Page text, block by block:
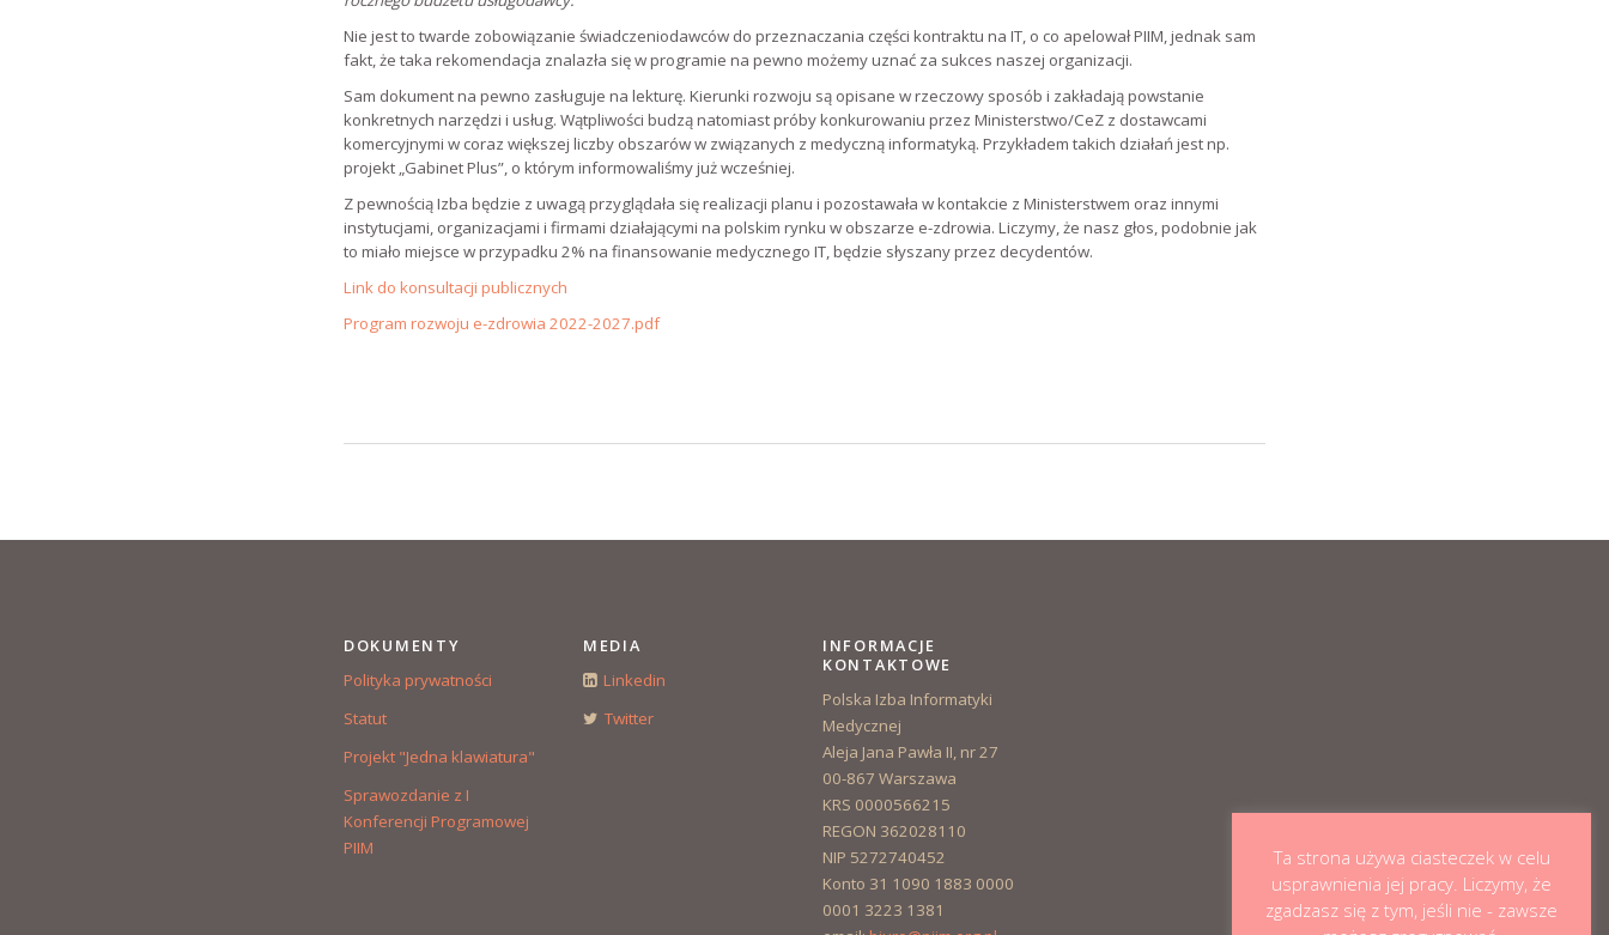
Nie jest to twarde zobowiązanie świadczeniodawców do przeznaczania części kontraktu na IT, o co apelował PIIM, jednak sam
fakt, że taka rekomendacja znalazła się w programie na pewno możemy uznać za sukces naszej organizacji.
Sam dokument na pewno zasługuje na lekturę. Kierunki rozwoju są opisane w rzeczowy sposób i zakładają powstanie
konkretnych narzędzi i usług. Wątpliwości budzą natomiast próby konkurowaniu przez Ministerstwo/CeZ z dostawcami
komercyjnymi w coraz większej liczby obszarów w związanych z medyczną informatyką. Przykładem takich działań jest np.
projekt „Gabinet Plus”, o którym informowaliśmy już wcześniej.
Z pewnością Izba będzie z uwagą przyglądała się realizacji planu i pozostawała w kontakcie z Ministerstwem oraz innymi
instytucjami, organizacjami i firmami działającymi na polskim rynku w obszarze e-zdrowia. Liczymy, że nasz głos, podobnie jak
to miało miejsce w przypadku 2% na finansowanie medycznego IT, będzie słyszany przez decydentów.
Link do konsultacji publicznych
Program rozwoju e-zdrowia 2022-2027.pdf
DOKUMENTY
Polityka prywatności
Statut
Projekt "Jedna klawiatura"
Sprawozdanie z I
Konferencji Programowej
PIIM
MEDIA
Linkedin
Twitter
INFORMACJE
KONTAKTOWE
Polska Izba Informatyki
Medycznej
Aleja Jana Pawła II, nr 27
00-867 Warszawa
KRS 0000566215
REGON 362028110
NIP 5272740452
Konto 31 1090 1883 0000
0001 3223 1381
Ta strona używa ciasteczek w celu
usprawnienia jej pracy. Liczymy, że
zgadzasz się z tym, jeśli nie - zawsze